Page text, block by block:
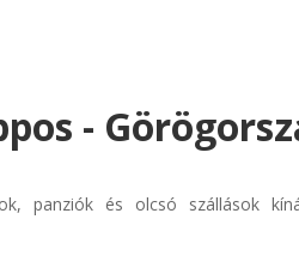
-
panziók és olcsó szállások